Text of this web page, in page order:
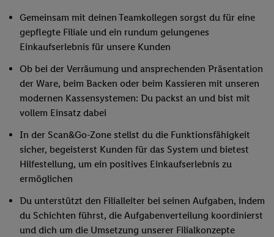
Gemeinsam mit deinen Teamkollegen sorgst du für eine
gepflegte Filiale und ein rundum gelungenes
Einkaufserlebnis für unsere Kunden
Ob bei der Verräumung und ansprechenden Präsentation
der Ware, beim Backen oder beim Kassieren mit unseren
modernen Kassensystemen: Du packst an und bist mit
vollem Einsatz dabei
In der Scan&Go-Zone stellst du die Funktionsfähigkeit
sicher, begeisterst Kunden für das System und bietest
Hilfestellung, um ein positives Einkaufserlebnis zu
ermöglichen
Du unterstützt den Filialleiter bei seinen Aufgaben, indem
du Schichten führst, die Aufgabenverteilung koordinierst
und dich um die Umsetzung unserer Filialkonzepte